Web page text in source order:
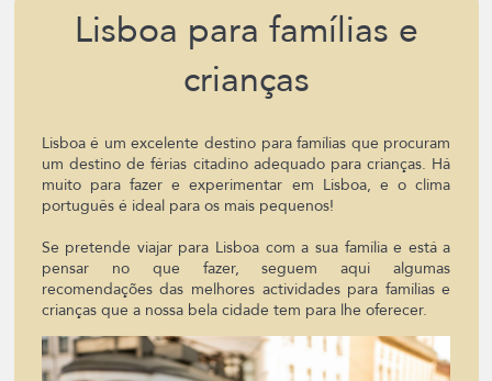
Lisboa para famílias e
crianças
Lisboa é um excelente destino para famílias que procuram
um destino de férias citadino adequado para crianças. Há
muito para fazer e experimentar em Lisboa, e o clima
português é ideal para os mais pequenos!
Se pretende viajar para Lisboa com a sua família e está a
pensar no que fazer, seguem aqui algumas
recomendações das melhores actividades para famílias e
crianças que a nossa bela cidade tem para lhe oferecer.